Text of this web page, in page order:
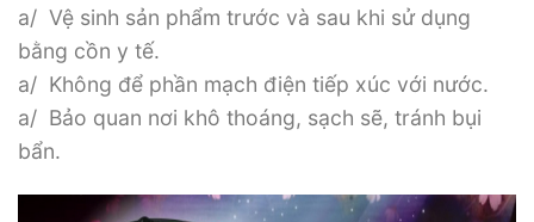
a/ Vệ sinh sản phẩm trước và sau khi sử dụng
bằng cồn y tế.
a/ Không để phần mạch điện tiếp xúc với nước.
a/ Bảo quan nơi khô thoáng, sạch sẽ, tránh bụi
bẩn.